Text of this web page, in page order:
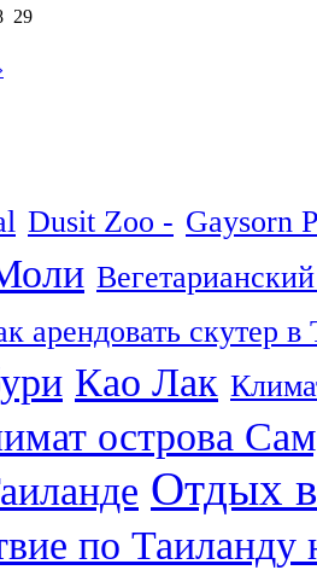
29
Dusit Zoo - Gaysorn
арендовать скутер в
Као Лак
острова
Отдых
по Таиланду